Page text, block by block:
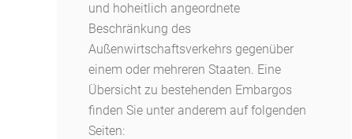
und hoheitlich angeordnete
Beschränkung des
Außenwirtschaftsverkehrs gegenüber
einem oder mehreren Staaten. Eine
Übersicht zu bestehenden Embargos
finden Sie unter anderem auf folgenden
Seiten: